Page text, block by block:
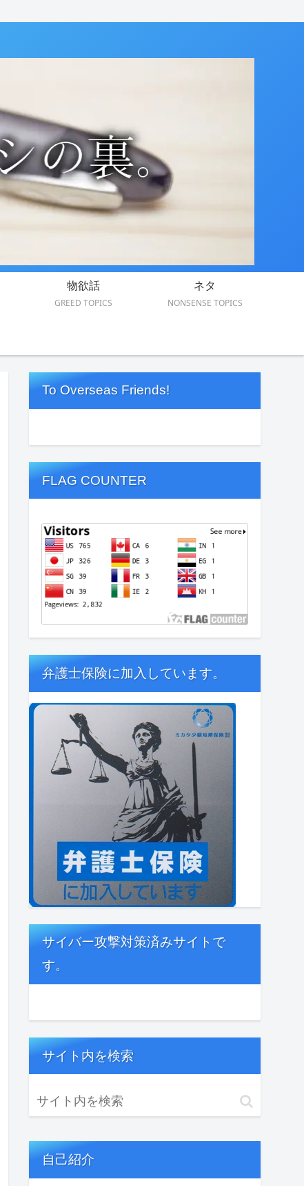
物欲話
GREED TOPICS
ネタ
NONSENSE TOPICS
To Overseas Friends!
FLAG COUNTER
弁護士保険に加入しています。
サイバー攻撃対策済みサイトで
す。
サイト内を検索
自己紹介